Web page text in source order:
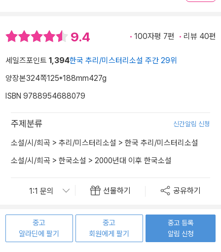
9.4 100자평 7편 리뷰 40편
세일즈포인트 1,394한국 추리/미스터리소설 주간 29위
양장본324쪽125*188mm427g
ISBN 9788954688079
주제분류 신간알림 신청
소설/시/희곡 > 추리/미스터리소설 > 한국 추리/미스터리소설
소설/시/희곡 > 한국소설 > 2000년대 이후 한국소설
선물하기 공유하기
중고
알라딘에 팔기
중고
회원에게 팔기
중고 등록
알림 신청